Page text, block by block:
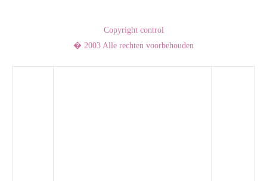
Copyright control
� 2003 Alle rechten voorbehouden